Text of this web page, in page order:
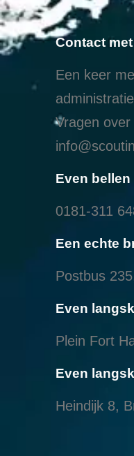
Contact
Een keer
Vragen
Even
0181-311
Een echte
Postbus
Even
Plein Fort
Even
Heindijk 8,